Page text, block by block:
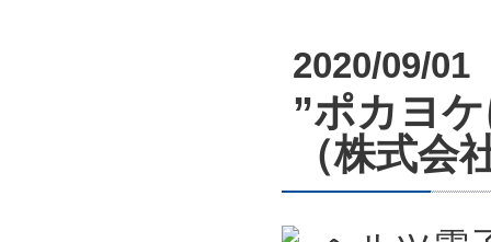
2020/09/01
”ポカヨ
（株式会